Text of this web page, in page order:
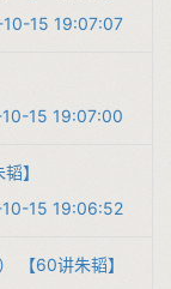
10-15 19:07:07
10-15 19:07:00
】
10-15 19:06:52
【60讲朱韬】